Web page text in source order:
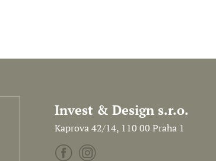
Invest & Design s.r.o.
Kaprova 42/14, 110 00 Praha 1